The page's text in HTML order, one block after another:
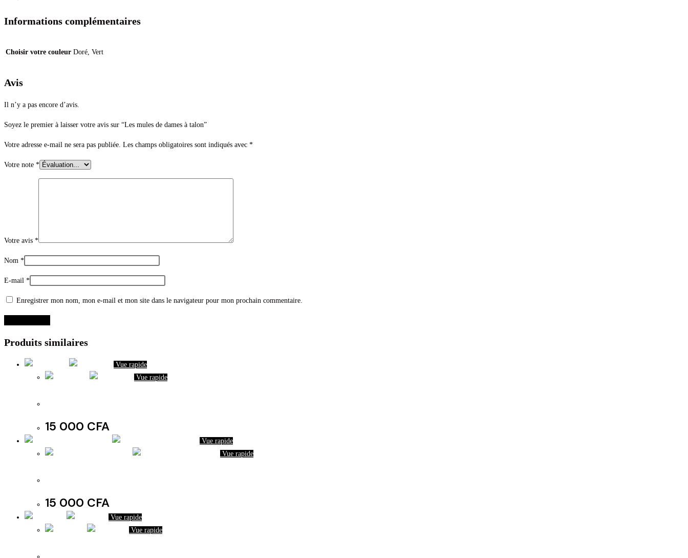
Informations complémentaires
Choisir votre couleur Doré, Vert
Avis
Il n’y a pas encore d’avis.
Soyez le premier à laisser votre avis sur “Les mules de dames à talon”
Votre adresse e-mail ne sera pas publiée. Les champs obligatoires sont indiqués avec *
Votre note *
Votre avis *
Nom *
E-mail *
Enregistrer mon nom, mon e-mail et mon site dans le navigateur pour mon prochain commentaire.
Produits similaires
Vue rapide
Vue rapide
15 000 CFA
Vue rapide
Vue rapide
15 000 CFA
Vue rapide
Vue rapide